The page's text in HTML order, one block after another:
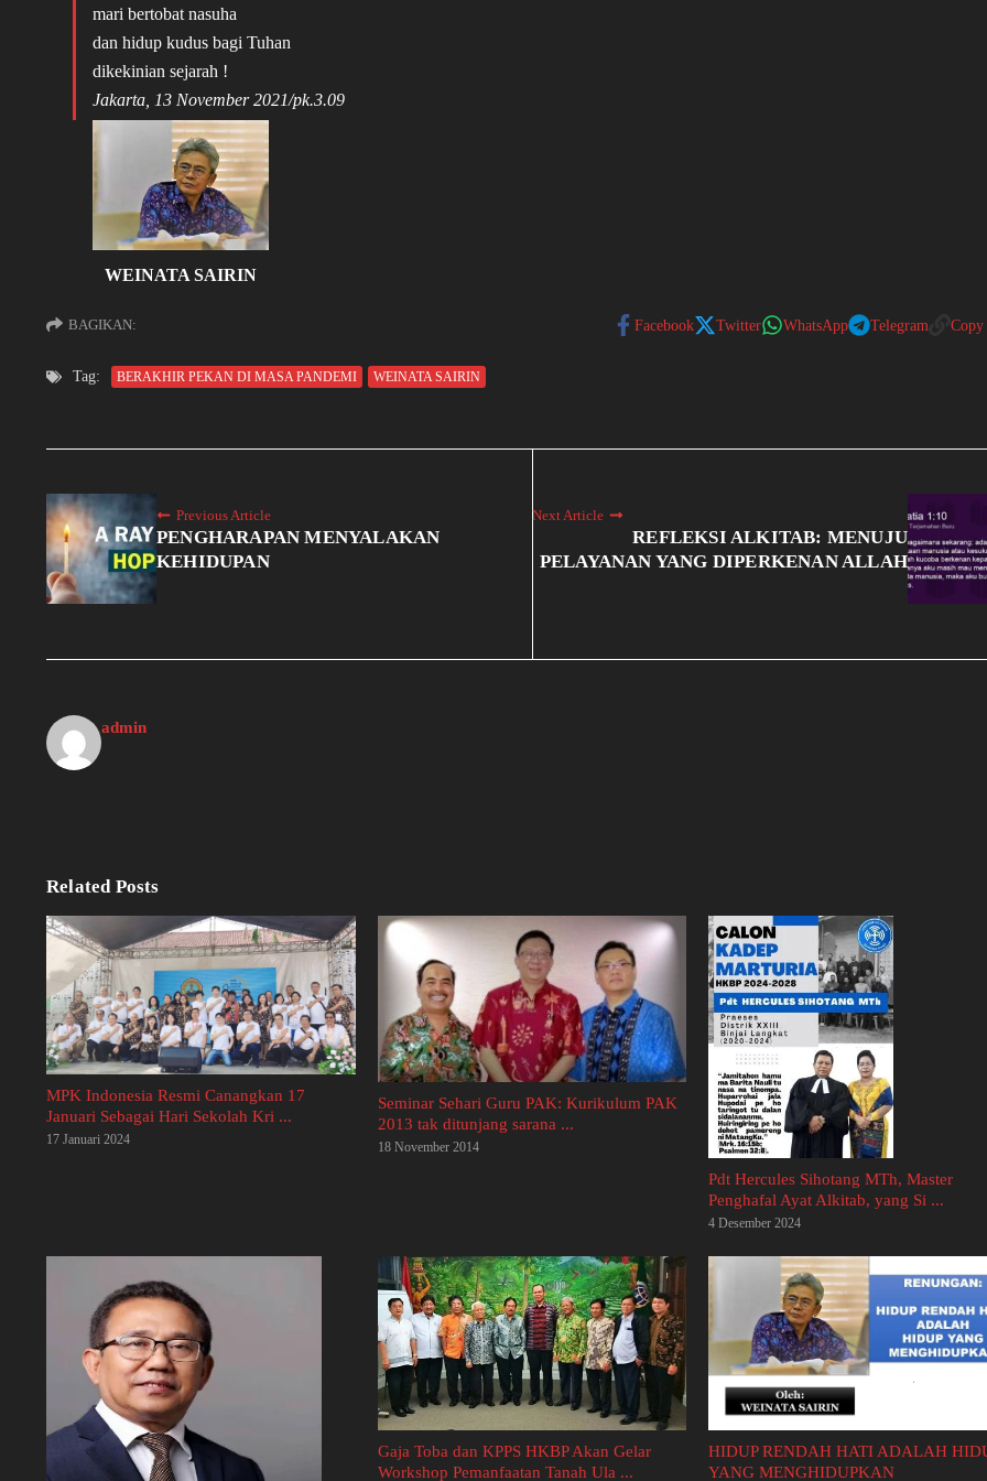
mari bertobat nasuha
dan hidup kudus bagi Tuhan
dikekinian sejarah !
Jakarta, 13 November 2021/pk.3.09
WEINATA SAIRIN
BAGIKAN: Facebook Twitter WhatsApp Telegram
Tag: BERAKHIR PEKAN DI MASA PANDEMI WEINATA SAIRIN
Previous Article
PENGHARAPAN MENYALAKAN
KEHIDUPAN
Next Article
REFLEKSI ALKITAB: MENUJU
PELAYANAN YANG DIPERKENAN ALLAH
admin
Related Posts
MPK Indonesia Resmi Canangkan 17
Januari Sebagai Hari Sekolah Kri ...
17 Januari 2024
Seminar Sehari Guru PAK: Kurikulum PAK
2013 tak ditunjang sarana ...
18 November 2014
Pdt Hercules Sihotang MTh, Master
Penghafal Ayat Alkitab, yang Si ...
4 Desember 2024
Gaja Toba dan KPPS HKBP Akan Gelar
Workshop Pemanfaatan Tanah Ula ...
HIDUP RENDAH HATI ADALAH
YANG MENGHIDUPKAN